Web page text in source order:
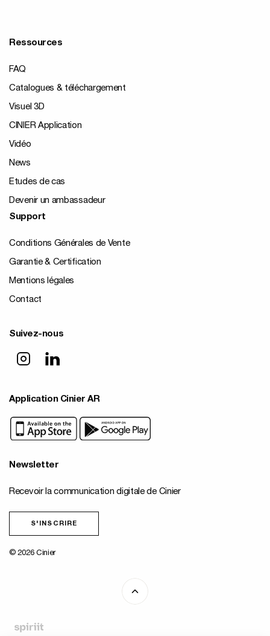
Ressources
FAQ
Catalogues & téléchargement
Visuel 3D
CINIER Application
Vidéo
News
Etudes de cas
Devenir un ambassadeur
Support
Conditions Générales de Vente
Garantie & Certification
Mentions légales
Contact
Suivez-nous
Application Cinier AR
Newsletter
Recevoir la communication digitale de Cinier
S'INSCRIRE
© 2026 Cinier